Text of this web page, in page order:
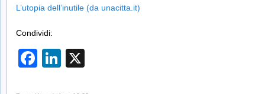
L’utopia dell’inutile (da unacitta.it)
Condividi:
Facebook
LinkedIn